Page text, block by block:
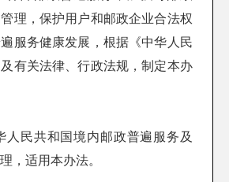
理，保护用户和邮政企业合法权
服务健康发展，根据《中华人民
有关法律、行政法规，制定本办
人民共和国境内邮政普遍服务及
，适用本办法。